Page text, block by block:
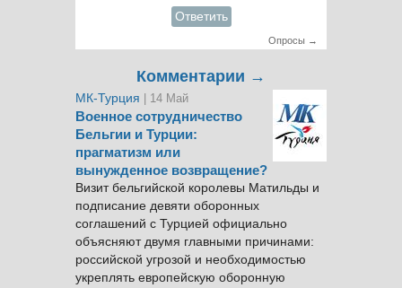
Ответить
Опросы →
Комментарии →
МК-Турция | 14 Май
Военное сотрудничество
Бельгии и Турции:
прагматизм или
вынужденное возвращение?
Визит бельгийской королевы Матильды и
подписание девяти оборонных
соглашений с Турцией официально
объясняют двумя главными причинами:
российской угрозой и необходимостью
укреплять европейскую оборонную